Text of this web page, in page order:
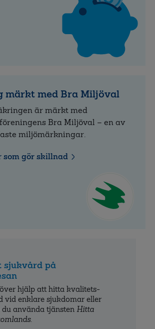
märkt med Bra Miljöval
är märkt med
Bra Miljöval – en av
miljömärkningar.
gör skillnad
på
hjälp att hitta kvalitets­
vid enklare sjukdomar eller
använda tjänsten Hitta
.